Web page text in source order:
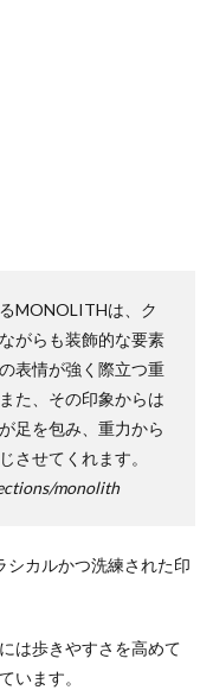
MONOLITHは、ク
がらも装飾的な要素
表情が強く際立つ重
た、その印象からは
足を包み、重力から
させてくれます。
monolith
カルかつ洗練された印
は歩きやすさを高めて
います。